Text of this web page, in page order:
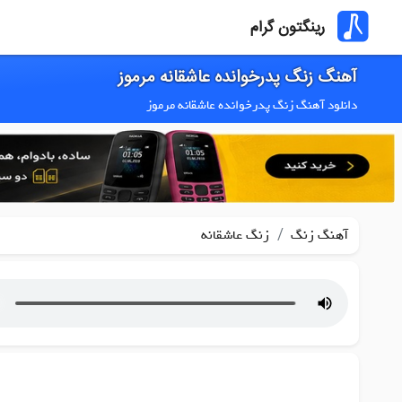
رینگتون گرام
آهنگ زنگ پدرخوانده عاشقانه مرموز
دانلود آهنگ زنگ پدرخوانده عاشقانه مرموز
آهنگ زنگ / زنگ عاشقانه